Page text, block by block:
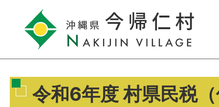
令和6年度 村県民税